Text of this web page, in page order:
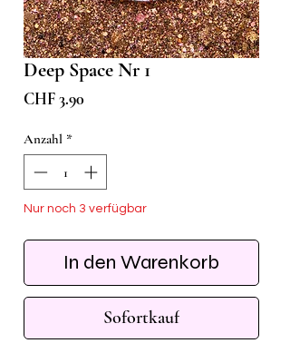
Deep Space Nr 1
CHF 3.90
Anzahl *
Nur noch 3 verfügbar
In den Warenkorb
Sofortkauf